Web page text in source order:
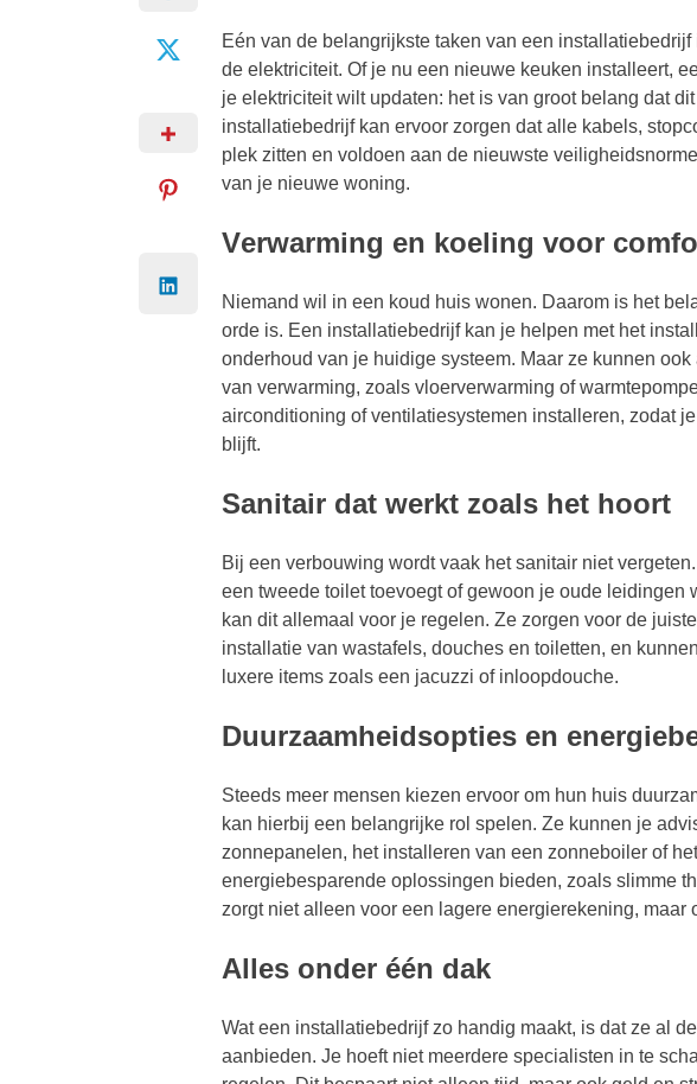
Eén van de belangrijkste taken van een
de elektriciteit. Of je nu een nieuwe keuken installeert,
je elektriciteit wilt updaten: het is van groot belang dat
installatiebedrijf kan ervoor zorgen dat alle kabels,
plek zitten en voldoen aan de nieuwste
van je nieuwe woning.
Verwarming en koeling voor
Niemand wil in een koud huis wonen. Daarom is het
orde is. Een installatiebedrijf kan je helpen met het
onderhoud van je huidige systeem. Maar ze kunnen
van verwarming, zoals vloerverwarming of
airconditioning of ventilatiesystemen installeren, zodat
blijft.
Sanitair dat werkt zoals het hoort
Bij een verbouwing wordt vaak het sanitair niet
een tweede toilet toevoegt of gewoon je oude leidingen
kan dit allemaal voor je regelen. Ze zorgen voor de
installatie van wastafels, douches en toiletten, en
luxere items zoals een jacuzzi of inloopdouche.
Duurzaamheidsopties en
Steeds meer mensen kiezen ervoor om hun huis
kan hierbij een belangrijke rol spelen. Ze kunnen je
zonnepanelen, het installeren van een zonneboiler of
energiebesparende oplossingen bieden, zoals slimme
zorgt niet alleen voor een lagere energierekening, maar
Alles onder één dak
Wat een installatiebedrijf zo handig maakt, is dat ze al
aanbieden. Je hoeft niet meerdere specialisten in te